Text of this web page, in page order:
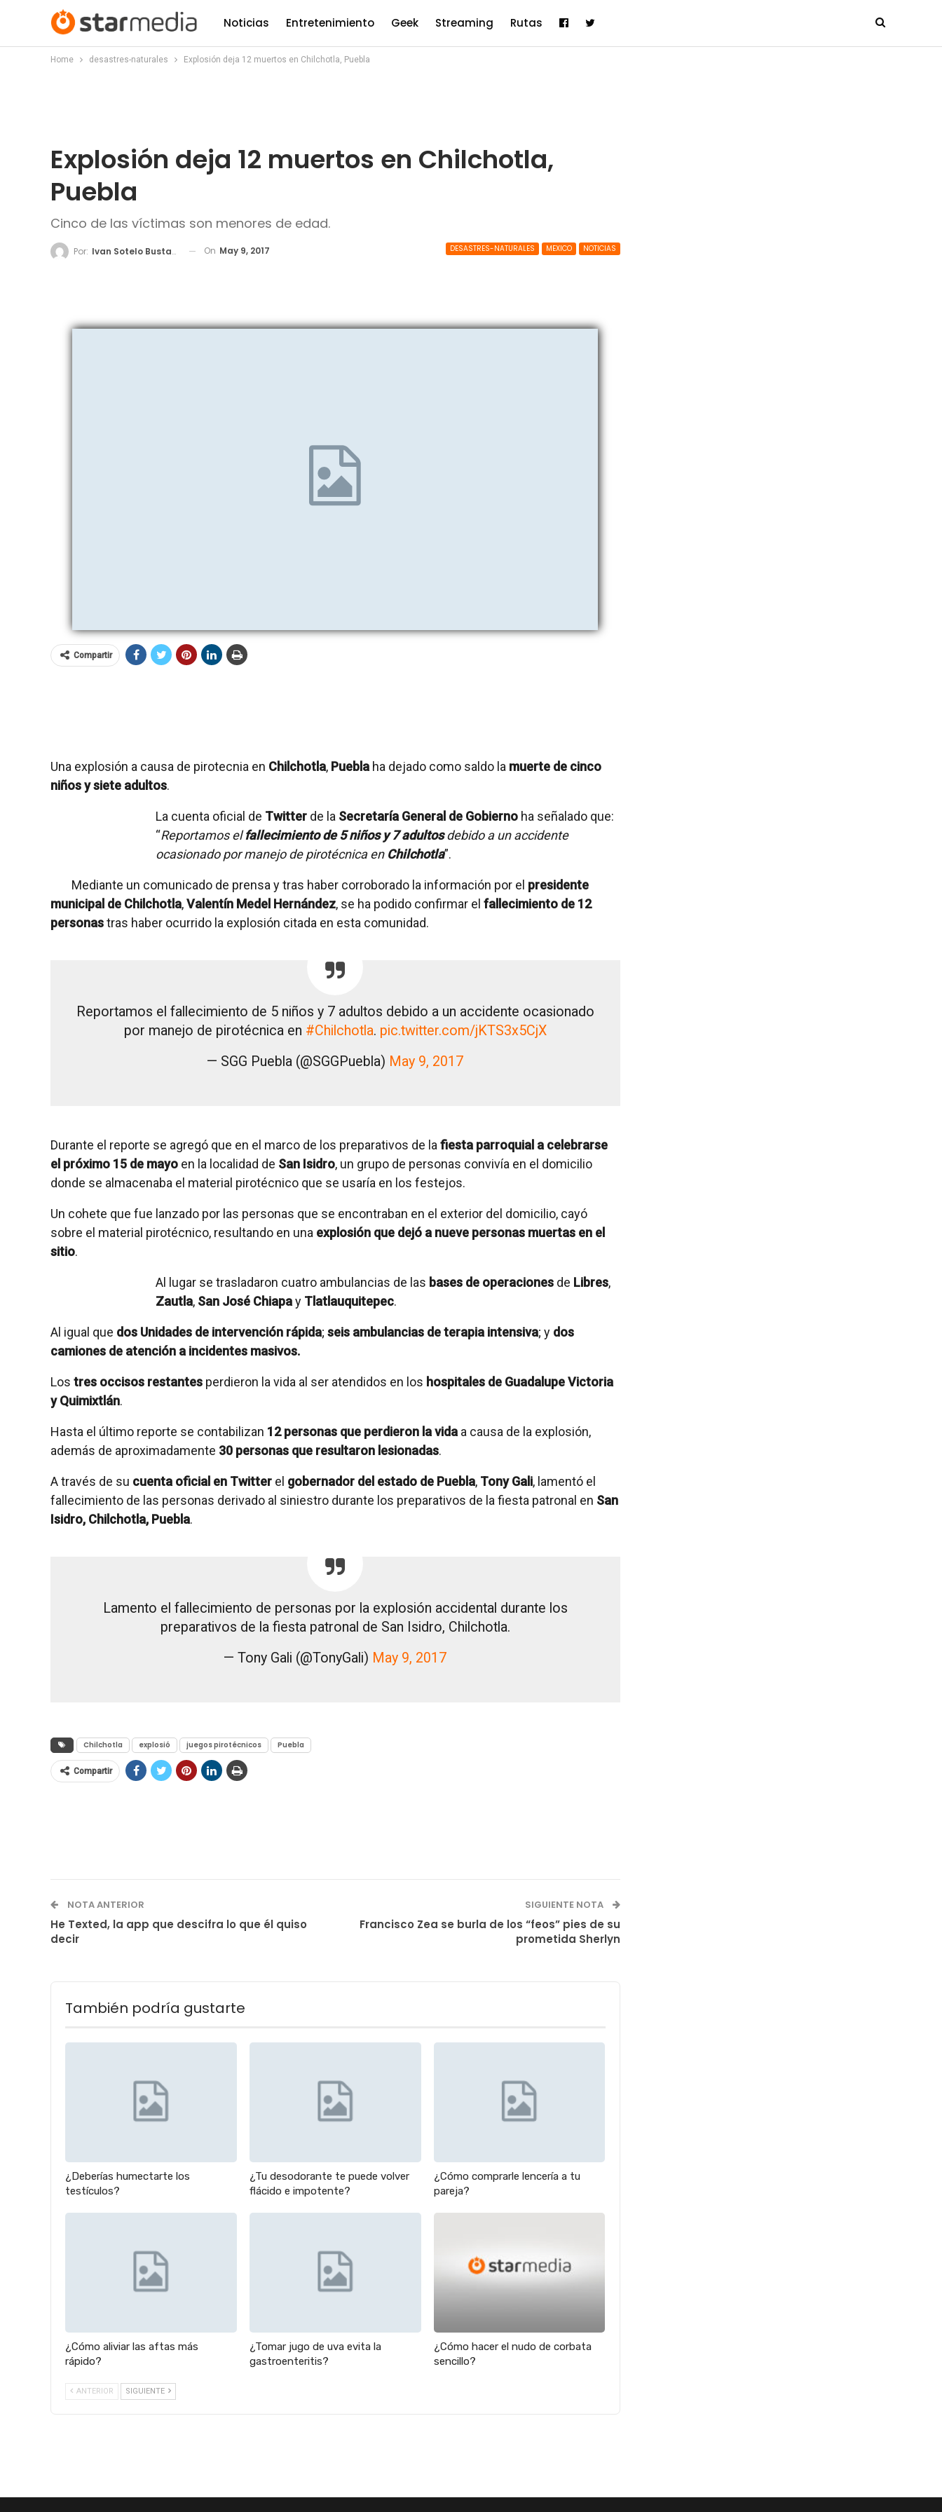
Noticias Entretenimiento Geek Streaming Rutas
Home desastres-naturales Explosión deja 12 muertos en Chilchotla, Puebla
Explosión deja 12 muertos en Chilchotla,
Puebla
Cinco de las víctimas son menores de edad.
DESASTRES-NATURALES MEXICO NOTICIAS
Por: Ivan Sotelo Bustamante On May 9, 2017
Compartir
Una explosión a causa de pirotecnia en Chilchotla, Puebla ha dejado como saldo la muerte de cinco
niños y siete adultos.
La cuenta oficial de Twitter de la Secretaría General de Gobierno ha señalado que:
“Reportamos elfallecimiento de 5 niños y 7 adultosdebido a un accidente
ocasionado por manejo de pirotécnica en Chilchotla”.
Mediante un comunicado de prensa y tras haber corroborado la información por el presidente
municipal de Chilchotla,Valentín Medel Hernández, se ha podido confirmar el fallecimiento de 12
personastras haber ocurrido la explosión citada en esta comunidad.
Reportamos el fallecimiento de 5 niños y 7 adultos debido a un accidente ocasionado
por manejo de pirotécnica en #Chilchotla. pic.twitter.com/jKTS3x5CjX
— SGG Puebla (@SGGPuebla) May 9, 2017
Durante el reporte se agregó que en el marco de los preparativos de la fiesta parroquial a celebrarse
el próximo 15 de mayo en la localidad de San Isidro, un grupo de personas convivía en el domicilio
donde se almacenaba el material pirotécnico que se usaría en los festejos.
Un cohete que fue lanzado por las personas que se encontraban en el exterior del domicilio, cayó
sobre el material pirotécnico, resultando en una explosión que dejó a nueve personas muertas en el
sitio.
Al lugar se trasladaron cuatro ambulancias de las bases de operaciones de Libres,
Zautla, San José Chiapay Tlatlauquitepec.
Al igual que dos Unidades de intervención rápida; seis ambulancias de terapia intensiva; y dos
camiones de atención a incidentes masivos.
Los tres occisos restantes perdieron la vida al ser atendidos en los hospitales de Guadalupe Victoria
y Quimixtlán.
Hasta el último reporte se contabilizan 12 personas que perdieron la vida a causa de la explosión,
además de aproximadamente 30 personas que resultaron lesionadas.
A través de su cuenta oficial en Twitter el gobernador del estado de Puebla, Tony Gali, lamentó el
fallecimiento de las personas derivado al siniestro durante los preparativos de la fiesta patronal en San
Isidro, Chilchotla, Puebla.
Lamento el fallecimiento de personas por la explosión accidental durante los
preparativos de la fiesta patronal de San Isidro, Chilchotla.
— Tony Gali (@TonyGali) May 9, 2017
Chilchotla explosió juegos pirotécnicos Puebla
Compartir
NOTA ANTERIOR
He Texted, la app que descifra lo que él quiso
decir
SIGUIENTE NOTA
Francisco Zea se burla de los “feos” pies de su
prometida Sherlyn
También podría gustarte
¿Deberías humectarte los
testículos?
¿Tu desodorante te puede volver
flácido e impotente?
¿Cómo comprarle lencería a tu
pareja?
¿Cómo aliviar las aftas más
rápido?
¿Tomar jugo de uva evita la
gastroenteritis?
¿Cómo hacer el nudo de corbata
sencillo?
ANTERIOR SIGUIENTE